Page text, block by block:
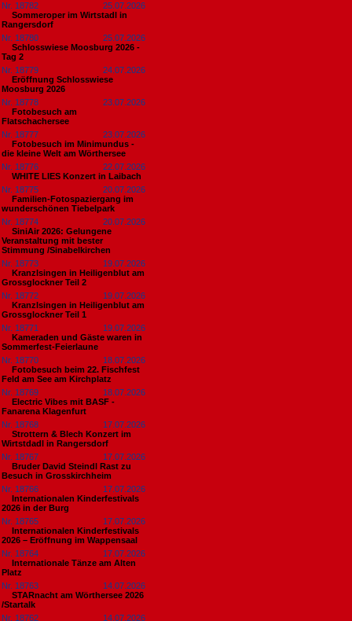
Nr. 18782
25.07.2026
Sommeroper im Wirtstadl in
Rangersdorf
Nr. 18780
25.07.2026
Schlosswiese Moosburg 2026 -
Tag 2
Nr. 18779
24.07.2026
Eröffnung Schlosswiese
Moosburg 2026
Nr. 18778
23.07.2026
Fotobesuch am
Flatschachersee
Nr. 18777
23.07.2026
Fotobesuch im Minimundus -
die kleine Welt am Wörthersee
Nr. 18776
22.07.2026
WHITE LIES Konzert in Laibach
Nr. 18775
20.07.2026
Familien-Fotospaziergang im
wunderschönen Tiebelpark
Nr. 18774
20.07.2026
SiniAir 2026: Gelungene
Veranstaltung mit bester
Stimmung /Sinabelkirchen
Nr. 18773
19.07.2026
Kranzlsingen in Heiligenblut am
Grossglockner Teil 2
Nr. 18772
19.07.2026
Kranzlsingen in Heiligenblut am
Grossglockner Teil 1
Nr. 18771
19.07.2026
Kameraden und Gäste waren in
Sommerfest-Feierlaune
Nr. 18770
18.07.2026
Fotobesuch beim 22. Fischfest
Feld am See am Kirchplatz
Nr. 18769
18.07.2026
Electric Vibes mit BASF -
Fanarena Klagenfurt
Nr. 18768
17.07.2026
Strottern & Blech Konzert im
Wirtstdadl in Rangersdorf
Nr. 18767
17.07.2026
Bruder David Steindl Rast zu
Besuch in Grosskirchheim
Nr. 18766
17.07.2026
Internationalen Kinderfestivals
2026 in der Burg
Nr. 18765
17.07.2026
Internationalen Kinderfestivals
2026 – Eröffnung im Wappensaal
Nr. 18764
17.07.2026
Internationale Tänze am Alten
Platz
Nr. 18763
14.07.2026
STARnacht am Wörthersee 2026
/Startalk
Nr. 18762
14.07.2026